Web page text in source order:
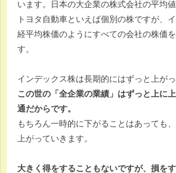
います。日本の大企業の株式会社の平均値
トヨタ自動車といえば個別の株ですが、
経平均株価のようにすべての会社の株価
す。
インデックス株は長期的にはずっと上がっ
この世の「全企業の業績」はずっと上に
通だからです。
もちろん一時的に下がることはあっても
上がっていきます。
大きく得をすることもないですが、損を